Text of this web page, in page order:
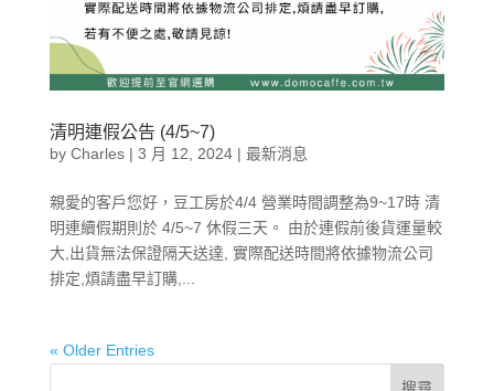
清明連假公告 (4/5~7)
by Charles| 3 月 12, 2024| 最新消息
親愛的客戶您好，豆工房於4/4 營業時間調整為9~17時 清
明連續假期則於 4/5~7 休假三天。 由於連假前後貨運量較
大,出貨無法保證隔天送達, 實際配送時間將依據物流公司
排定,煩請盡早訂購,...
« Older Entries